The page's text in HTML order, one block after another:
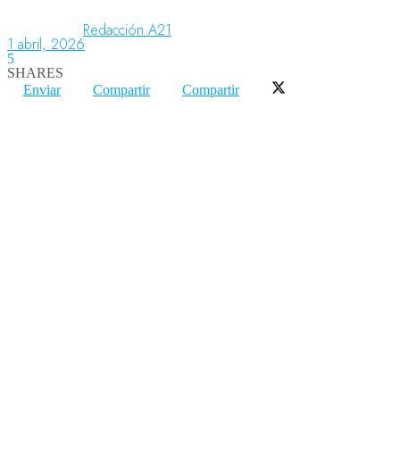
Organismos
Redacción A21
1 abril, 2026
5
SHARES
Enviar
Compartir Compartir